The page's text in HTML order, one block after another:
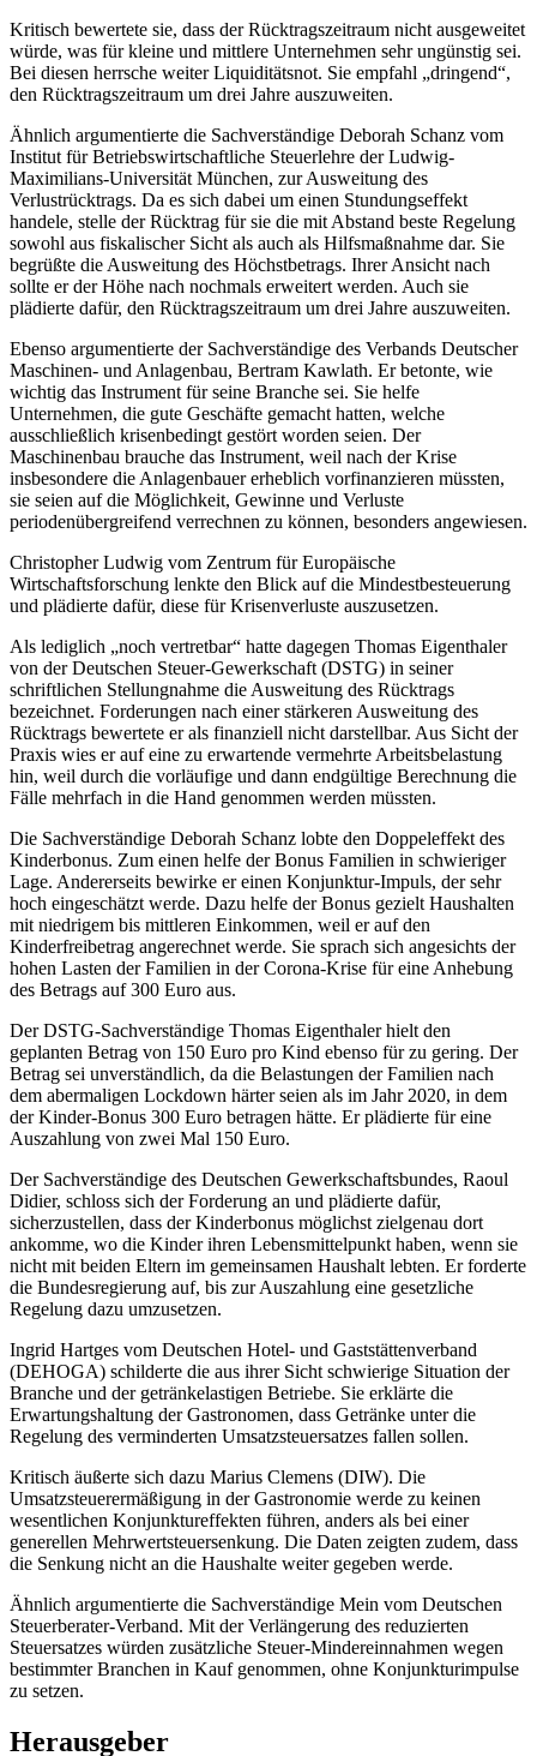
Kritisch bewertete sie, dass der Rücktragszeitraum nicht ausgeweitet
würde, was für kleine und mittlere Unternehmen sehr ungünstig sei.
Bei diesen herrsche weiter Liquiditätsnot. Sie empfahl „dringend“,
den Rücktragszeitraum um drei Jahre auszuweiten.
Ähnlich argumentierte die Sachverständige Deborah Schanz vom
Institut für Betriebswirtschaftliche Steuerlehre der Ludwig-
Maximilians-Universität München, zur Ausweitung des
Verlustrücktrags. Da es sich dabei um einen Stundungseffekt
handele, stelle der Rücktrag für sie die mit Abstand beste Regelung
sowohl aus fiskalischer Sicht als auch als Hilfsmaßnahme dar. Sie
begrüßte die Ausweitung des Höchstbetrags. Ihrer Ansicht nach
sollte er der Höhe nach nochmals erweitert werden. Auch sie
plädierte dafür, den Rücktragszeitraum um drei Jahre auszuweiten.
Ebenso argumentierte der Sachverständige des Verbands Deutscher
Maschinen- und Anlagenbau, Bertram Kawlath. Er betonte, wie
wichtig das Instrument für seine Branche sei. Sie helfe
Unternehmen, die gute Geschäfte gemacht hatten, welche
ausschließlich krisenbedingt gestört worden seien. Der
Maschinenbau brauche das Instrument, weil nach der Krise
insbesondere die Anlagenbauer erheblich vorfinanzieren müssten,
sie seien auf die Möglichkeit, Gewinne und Verluste
periodenübergreifend verrechnen zu können, besonders angewiesen.
Christopher Ludwig vom Zentrum für Europäische
Wirtschaftsforschung lenkte den Blick auf die Mindestbesteuerung
und plädierte dafür, diese für Krisenverluste auszusetzen.
Als lediglich „noch vertretbar“ hatte dagegen Thomas Eigenthaler
von der Deutschen Steuer-Gewerkschaft (DSTG) in seiner
schriftlichen Stellungnahme die Ausweitung des Rücktrags
bezeichnet. Forderungen nach einer stärkeren Ausweitung des
Rücktrags bewertete er als finanziell nicht darstellbar. Aus Sicht der
Praxis wies er auf eine zu erwartende vermehrte Arbeitsbelastung
hin, weil durch die vorläufige und dann endgültige Berechnung die
Fälle mehrfach in die Hand genommen werden müssten.
Die Sachverständige Deborah Schanz lobte den Doppeleffekt des
Kinderbonus. Zum einen helfe der Bonus Familien in schwieriger
Lage. Andererseits bewirke er einen Konjunktur-Impuls, der sehr
hoch eingeschätzt werde. Dazu helfe der Bonus gezielt Haushalten
mit niedrigem bis mittleren Einkommen, weil er auf den
Kinderfreibetrag angerechnet werde. Sie sprach sich angesichts der
hohen Lasten der Familien in der Corona-Krise für eine Anhebung
des Betrags auf 300 Euro aus.
Der DSTG-Sachverständige Thomas Eigenthaler hielt den
geplanten Betrag von 150 Euro pro Kind ebenso für zu gering. Der
Betrag sei unverständlich, da die Belastungen der Familien nach
dem abermaligen Lockdown härter seien als im Jahr 2020, in dem
der Kinder-Bonus 300 Euro betragen hätte. Er plädierte für eine
Auszahlung von zwei Mal 150 Euro.
Der Sachverständige des Deutschen Gewerkschaftsbundes, Raoul
Didier, schloss sich der Forderung an und plädierte dafür,
sicherzustellen, dass der Kinderbonus möglichst zielgenau dort
ankomme, wo die Kinder ihren Lebensmittelpunkt haben, wenn sie
nicht mit beiden Eltern im gemeinsamen Haushalt lebten. Er forderte
die Bundesregierung auf, bis zur Auszahlung eine gesetzliche
Regelung dazu umzusetzen.
Ingrid Hartges vom Deutschen Hotel- und Gaststättenverband
(DEHOGA) schilderte die aus ihrer Sicht schwierige Situation der
Branche und der getränkelastigen Betriebe. Sie erklärte die
Erwartungshaltung der Gastronomen, dass Getränke unter die
Regelung des verminderten Umsatzsteuersatzes fallen sollen.
Kritisch äußerte sich dazu Marius Clemens (DIW). Die
Umsatzsteuerermäßigung in der Gastronomie werde zu keinen
wesentlichen Konjunktureffekten führen, anders als bei einer
generellen Mehrwertsteuersenkung. Die Daten zeigten zudem, dass
die Senkung nicht an die Haushalte weiter gegeben werde.
Ähnlich argumentierte die Sachverständige Mein vom Deutschen
Steuerberater-Verband. Mit der Verlängerung des reduzierten
Steuersatzes würden zusätzliche Steuer-Mindereinnahmen wegen
bestimmter Branchen in Kauf genommen, ohne Konjunkturimpulse
zu setzen.
Herausgeber